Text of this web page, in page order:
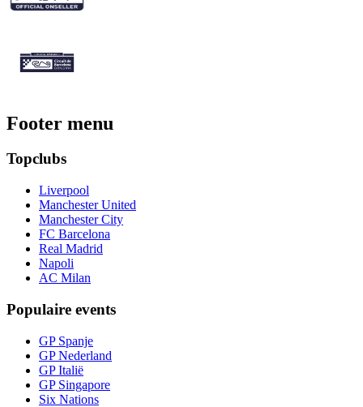
Footer menu
Topclubs
Liverpool
Manchester United
Manchester City
FC Barcelona
Real Madrid
Napoli
AC Milan
Populaire events
GP Spanje
GP Nederland
GP Italië
GP Singapore
Six Nations